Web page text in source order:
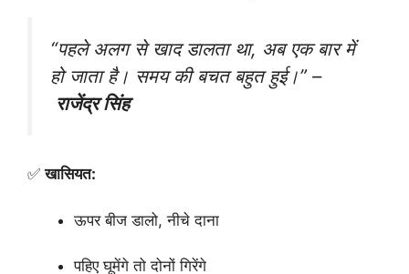
“पहले अलग से खाद डालता था, अब एक बार में
हो जाता है। समय की बचत बहुत हुई।”–
राजेंद्र सिंह
✅खासियत:
ऊपर बीज डालो, नीचे दाना
पहिए घूमेंगे तो दोनों गिरेंगे